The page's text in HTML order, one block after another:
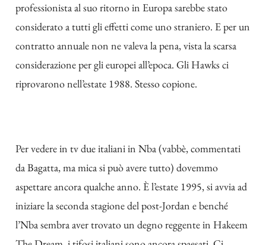
professionista al suo ritorno in Europa sarebbe stato
considerato a tutti gli effetti come uno straniero. E per un
contratto annuale non ne valeva la pena, vista la scarsa
considerazione per gli europei all’epoca. Gli Hawks ci
riprovarono nell’estate 1988. Stesso copione.
Per vedere in tv due italiani in Nba (vabbè, commentati
da Bagatta, ma mica si può avere tutto) dovemmo
aspettare ancora qualche anno. È l’estate 1995, si avvia ad
iniziare la seconda stagione del post-Jordan e benché
l’Nba sembra aver trovato un degno reggente in Hakeem